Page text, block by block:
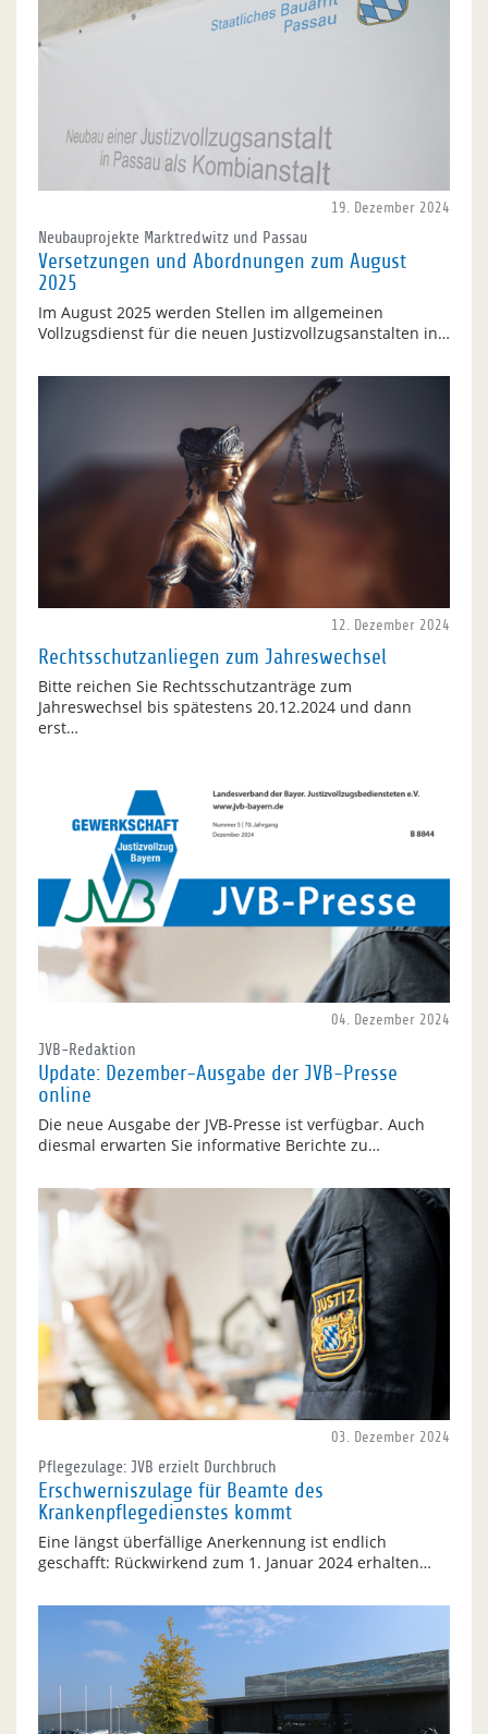
19. Dezember 2024
Neubauprojekte Marktredwitz und Passau
Versetzungen und Abordnungen zum August
2025
Im August 2025 werden Stellen im allgemeinen
Vollzugsdienst für die neuen Justizvollzugsanstalten in…
12. Dezember 2024
Rechtsschutzanliegen zum Jahreswechsel
Bitte reichen Sie Rechtsschutzanträge zum
Jahreswechsel bis spätestens 20.12.2024 und dann
erst…
04. Dezember 2024
JVB-Redaktion
Update: Dezember-Ausgabe der JVB-Presse
online
Die neue Ausgabe der JVB-Presse ist verfügbar. Auch
diesmal erwarten Sie informative Berichte zu…
03. Dezember 2024
Pflegezulage: JVB erzielt Durchbruch
Erschwerniszulage für Beamte des
Krankenpflegedienstes kommt
Eine längst überfällige Anerkennung ist endlich
geschafft: Rückwirkend zum 1. Januar 2024 erhalten…